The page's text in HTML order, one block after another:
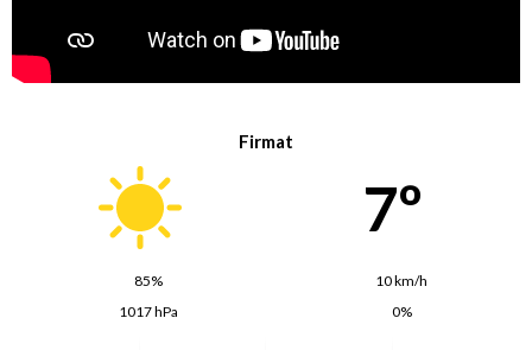
Firmat
7º
85%
10 km/h
1017 hPa
0%